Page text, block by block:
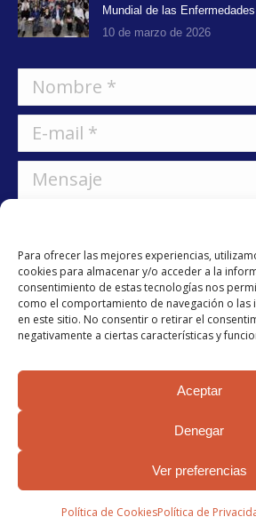
Para ofrecer las mejores experiencias,
cookies para almacenar y/o acceder a la
consentimiento de estas tecnologías nos
como el comportamiento de navegación o las
en este sitio. No consentir o retirar el
negativamente a ciertas características y
Aceptar
Denegar
Ver preferencias
Política de CookiesPolítica de
Mundial de las
10 de marzo de 2026
He leído y acepto la
© 2024